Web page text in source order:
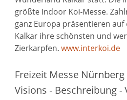
größte Indoor Koi-Messe.
ganz Europa präsentieren
Kalkar ihre schönsten und
Zierkarpfen. www.interkoi.de
Freizeit Messe Nürnberg
Visions - Beschreibung -